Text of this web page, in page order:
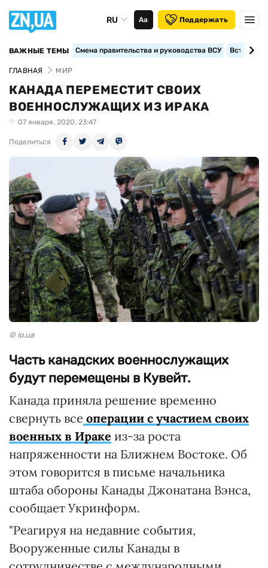
RU Аа Поддержать
ВАЖНЫЕ ТЕМЫ Смена правительства и руководства ВСУ
ГЛАВНАЯ МИР
КАНАДА ПЕРЕМЕСТИТ СВОИХ
ВОЕННОСЛУЖАЩИХ ИЗ ИРАКА
07 января, 2020, 23:47
Поделиться
© io.ua
Часть канадских военнослужащих
будут перемещены в Кувейт.
Канада приняла решение временно
свернуть все операции с участием своих
военных в Ираке из-за роста
напряженности на Ближнем Востоке. Об
этом говорится в письме начальника
штаба обороны Канады Джонатана Вэнса,
сообщает Укринформ.
"Реагируя на недавние события,
Вооруженные силы Канады в